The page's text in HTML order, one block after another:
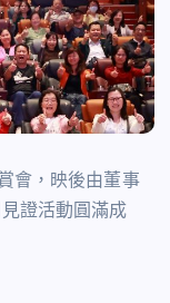
會，映後由董事
證活動圓滿成